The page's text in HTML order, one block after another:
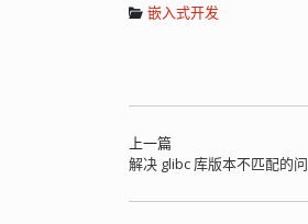
嵌入式开发
上一篇
解决 glibc 库版本不匹配的